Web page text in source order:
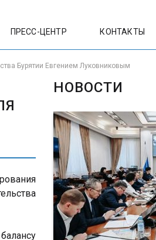
ПРЕСС-ЦЕНТР КОНТАКТЫ
Бурятии Евгением Луковниковым
НОВОСТИ